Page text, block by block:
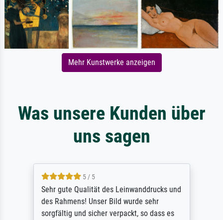
Mehr Kunstwerke anzeigen
Was unsere Kunden über
uns sagen
5 / 5
Sehr gute Qualität des Leinwanddrucks und
des Rahmens! Unser Bild wurde sehr
sorgfältig und sicher verpackt, so dass es